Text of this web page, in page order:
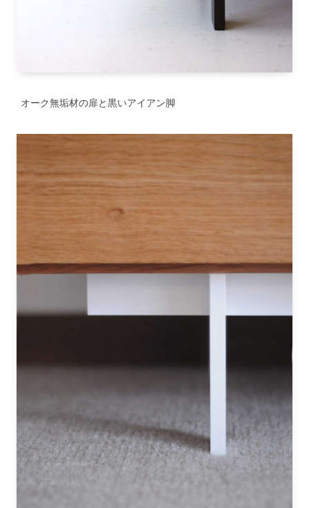
オーク無垢材の扉と黒いアイアン脚